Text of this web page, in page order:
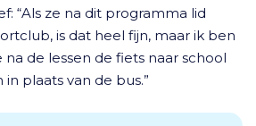
“Als ze na dit programma lid
is dat heel fijn, maar ik ben
de lessen de fiets naar school
plaats van de bus.”